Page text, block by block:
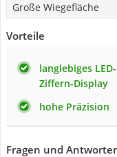
Große Wiegefläche
Vorteile
langlebiges LED-
Ziffern-Display
hohe Präzision
Fragen und